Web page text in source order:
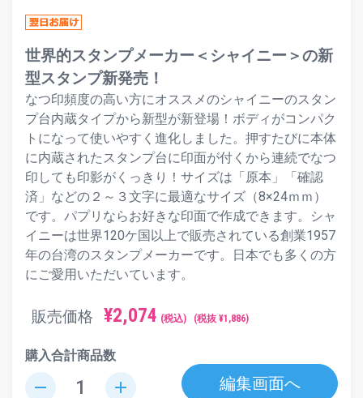
世界的スタンプメーカー＜シャイニー＞の新
型スタンプ新発売！
なつ印頻度の高い方にオススメのシャイニーのスタン
プ台内蔵タイプから新型が新登場！ボディがコンパク
トになって使いやすく進化しました。押すたびに本体
に内蔵されたスタンプ台に印面が付くから連続でなつ
印しても印影がくっきり！サイズは「原本」「確認
済」などの２～３文字に最適なサイズ（8×24ｍｍ）
です。パプリならお好きな印面で作成できます。シャ
イニーは世界120ケ国以上で販売されている創業1957
年の台湾のスタンプメーカーです。日本でも多くの方
にご愛用いただいています。
販売価格 ¥2,074 (税込) (税抜 ¥1,886)
購入合計商品数
remove add 編集画面へ